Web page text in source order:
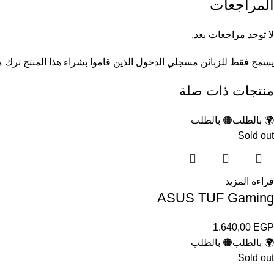
المراجعات
لا توجد مراجعات بعد.
يسمح فقط للزبائن مسجلي الدخول الذين قاموا بشراء هذا المنتج ترك
منتجات ذات صلة
🌍 بالطلب🟠 بالطلب
Sold out
قراءة المزيد
ASUS TUF Gaming
1.640,00 EGP
🌍 بالطلب🟠 بالطلب
Sold out